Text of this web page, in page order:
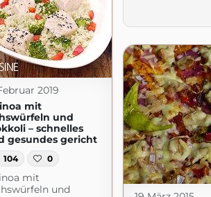
2019
mit
und
– schnelles
gesundes gericht
104 0
mit
und